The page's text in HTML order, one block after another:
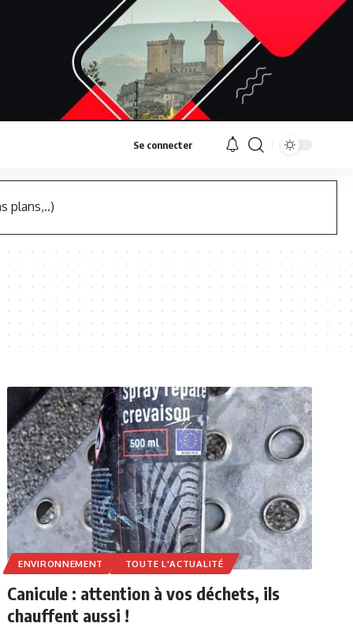
Se connecter
plans,..)
ENVIRONNEMENT TOUTE L'ACTUALITÉ
Canicule : attention à vos déchets, ils
chauffent aussi !